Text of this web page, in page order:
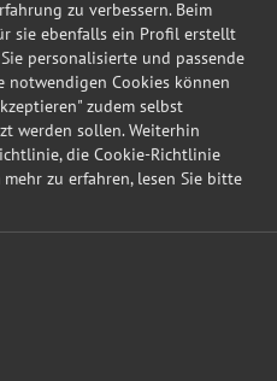
X3 xDrive
C
A4 B8
Corolla Verso
zu verbessern. Beim
sie ebenfalls ein Profil erstellt
personalisierte und passende
notwendigen Cookies können
zudem selbst
werden sollen. Weiterhin
die Cookie-Richtlinie
mehr zu erfahren, lesen Sie bitte